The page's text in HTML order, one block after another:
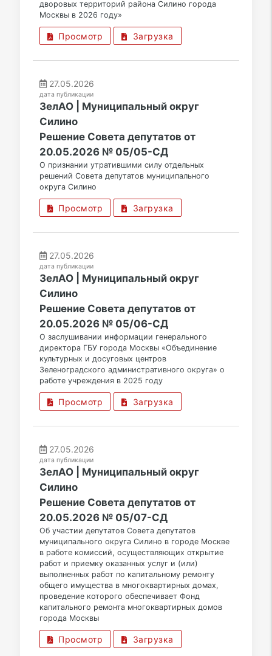
дворовых территорий района Силино города
Москвы в 2026 году»
Просмотр Загрузка
27.05.2026
дата публикации
ЗелАО | Муниципальный округ
Силино
Решение Совета депутатов от
20.05.2026 № 05/05-СД
О признании утратившими силу отдельных
решений Совета депутатов муниципального
округа Силино
Просмотр Загрузка
27.05.2026
дата публикации
ЗелАО | Муниципальный округ
Силино
Решение Совета депутатов от
20.05.2026 № 05/06-СД
О заслушивании информации генерального
директора ГБУ города Москвы «Объединение
культурных и досуговых центров
Зеленоградского административного округа» о
работе учреждения в 2025 году
Просмотр Загрузка
27.05.2026
дата публикации
ЗелАО | Муниципальный округ
Силино
Решение Совета депутатов от
20.05.2026 № 05/07-СД
Об участии депутатов Совета депутатов
муниципального округа Силино в городе Москве
в работе комиссий, осуществляющих открытие
работ и приемку оказанных услуг и (или)
выполненных работ по капитальному ремонту
общего имущества в многоквартирных домах,
проведение которого обеспечивает Фонд
капитального ремонта многоквартирных домов
города Москвы
Просмотр Загрузка